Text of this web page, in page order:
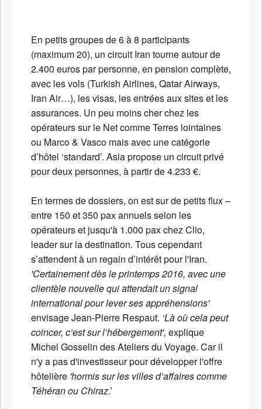
En petits groupes de 6 à 8 participants
(maximum 20), un circuit Iran tourne autour de
2.400 euros par personne, en pension complète,
avec les vols (Turkish Airlines, Qatar Airways,
Iran Air…), les visas, les entrées aux sites et les
assurances. Un peu moins cher chez les
opérateurs sur le Net comme Terres lointaines
ou Marco & Vasco mais avec une catégorie
d’hôtel ‘standard’. Asia propose un circuit privé
pour deux personnes, à partir de 4.233 €.
En termes de dossiers, on est sur de petits flux –
entre 150 et 350 pax annuels selon les
opérateurs et jusqu'à 1.000 pax chez Clio,
leader sur la destination. Tous cependant
s’attendent à un regain d’intérêt pour l'Iran.
'Certainement dès le printemps 2016, avec une
clientèle nouvelle qui attendait un signal
international pour lever ses appréhensions'
envisage Jean-Pierre Respaut. ‘Là où cela peut
coincer, c’est sur l’hébergement', explique
Michel Gosselin des Ateliers du Voyage. Car il
n'y a pas d'investisseur pour développer l'offre
hôtelière 'hormis sur les villes d’affaires comme
Téhéran ou Chiraz.’